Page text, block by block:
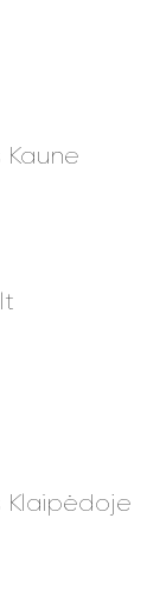
Kaune
Klaipėdoje